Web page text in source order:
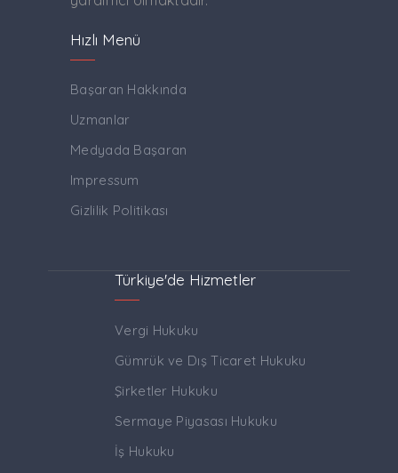
Hızlı Menü
Başaran Hakkında
Uzmanlar
Medyada Başaran
Impressum
Gizlilik Politikası
Türkiye'de Hizmetler
Vergi Hukuku
Gümrük ve Dış Ticaret Hukuku
Şirketler Hukuku
Sermaye Piyasası Hukuku
İş Hukuku